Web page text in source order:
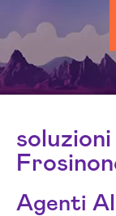
Agenti